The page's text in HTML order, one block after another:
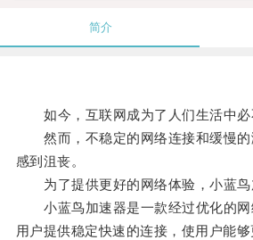
简介
如今，互联网成为了人们生活中必
然而，不稳定的网络连接和缓慢的
感到沮丧。
为了提供更好的网络体验，小蓝鸟
小蓝鸟加速器是一款经过优化的网
用户提供稳定快速的连接，使用户能够